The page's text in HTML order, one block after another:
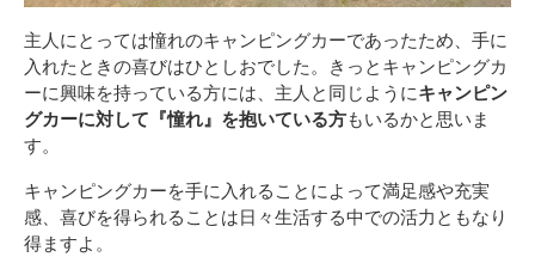
主人にとっては憧れのキャンピングカーであったため、手に
入れたときの喜びはひとしおでした。きっとキャンピングカ
ーに興味を持っている方には、主人と同じようにキャンピン
グカーに対して『憧れ』を抱いている方もいるかと思いま
す。
キャンピングカーを手に入れることによって満足感や充実
感、喜びを得られることは日々生活する中での活力ともなり
得ますよ。